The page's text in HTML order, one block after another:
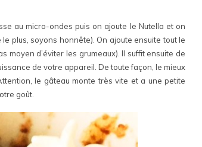
au micro-ondes puis on ajoute le Nutella et on
plus, soyons honnête). On ajoute ensuite tout le
d’éviter les grumeaux). Il suffit ensuite de
de votre appareil. De toute façon, le mieux
le gâteau monte très vite et a une petite
goût.